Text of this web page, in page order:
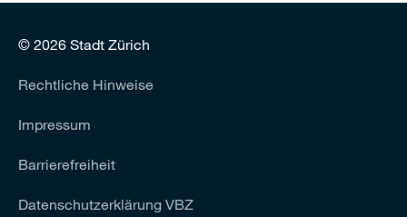
© 2026 Stadt Zürich
Rechtliche Hinweise
Impressum
Barrierefreiheit
Datenschutzerklärung VBZ